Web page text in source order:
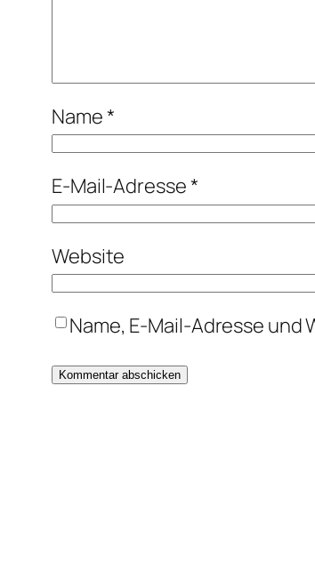
Name*
E-Mail-Adresse*
Website
Name, E-Mail-Adresse